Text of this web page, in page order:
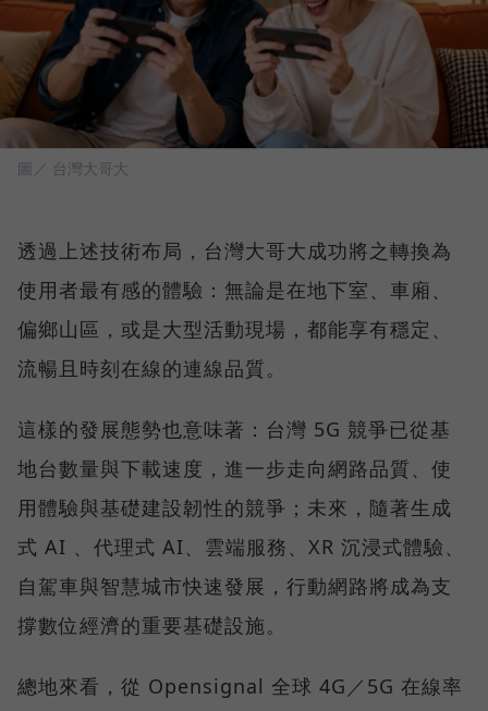
圖／ 台灣大哥大
透過上述技術布局，台灣大哥大成功將之轉換為
使用者最有感的體驗：無論是在地下室、車廂、
偏鄉山區，或是大型活動現場，都能享有穩定、
流暢且時刻在線的連線品質。
這樣的發展態勢也意味著：台灣 5G 競爭已從基
地台數量與下載速度，進一步走向網路品質、使
用體驗與基礎建設韌性的競爭；未來，隨著生成
式 AI 、代理式 AI、雲端服務、XR 沉浸式體驗、
自駕車與智慧城市快速發展，行動網路將成為支
撐數位經濟的重要基礎設施。
總地來看，從 Opensignal 全球 4G／5G 在線率